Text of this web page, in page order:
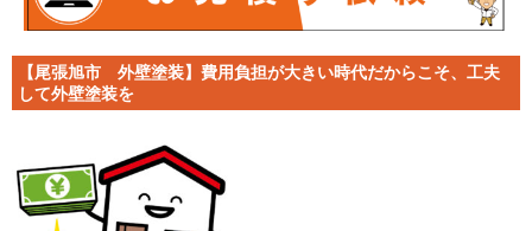
【尾張旭市 外壁塗装】費用負担が大きい時代だからこそ、工夫
して外壁塗装を